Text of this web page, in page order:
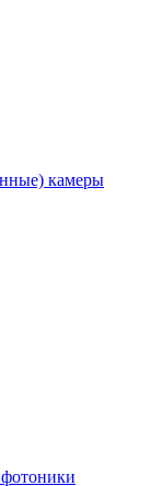
камеры